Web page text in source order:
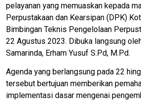
pelayanan yang memuaskan kepada
Perpustakaan dan Kearsipan (DPK)
Bimbingan Teknis Pengelolaan
22 Agustus 2023. Dibuka langsung
Samarinda, Erham Yusuf S.Pd, M.Pd.
Agenda yang berlangsung pada 22
tersebut bertujuan memberikan
implementasi dasar mengenai